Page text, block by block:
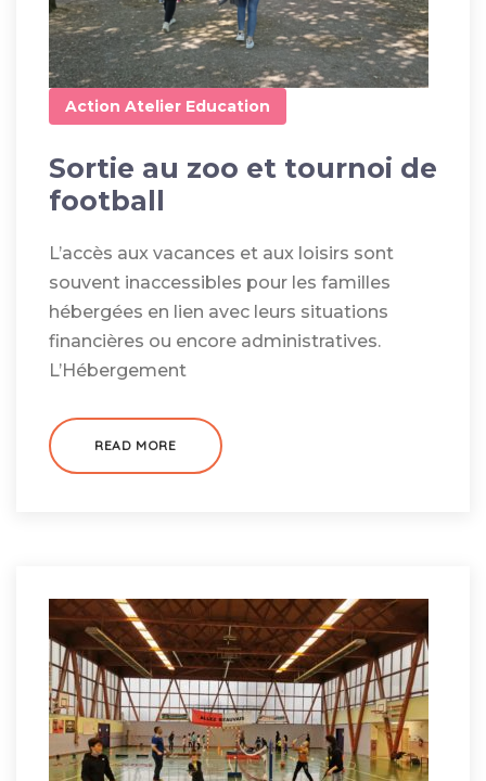
Action Atelier Education
Sortie au zoo et tournoi de
football
L’accès aux vacances et aux loisirs sont
souvent inaccessibles pour les familles
hébergées en lien avec leurs situations
financières ou encore administratives.
L’Hébergement
READ MORE